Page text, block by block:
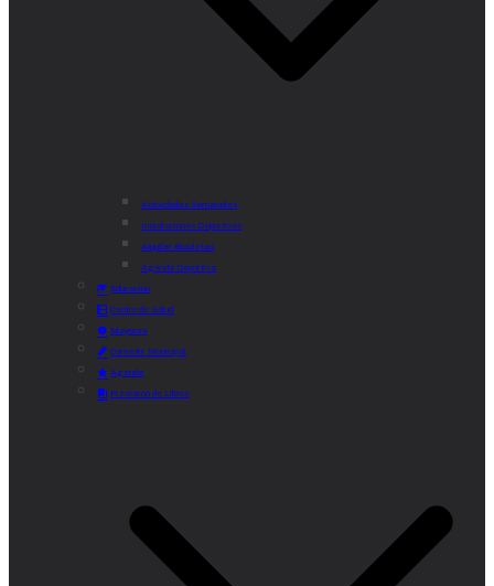
Actividades Semanales
Instalaciones Deportivas
Alquiler Bicicletas
Agenda Deportiva
Educación
Centro de Salud
Mayores
Comedor Municipal
Agenda
Préstamo de Libros